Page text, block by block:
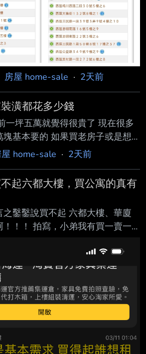
。 也有可能是那間銀行自己做老
比較保守，不會多問幾間？ 我跟
笑真實的案例啦。 某一個台北市
房屋 home-sale · 2天前
潢都花多少錢
一坪五萬就覺得很貴了 現在很多
塊基本要的 如果買老房子或是想
潢裝完有時候都等於又買半棟房
下 五十萬內搞定~ -- 我是舊屋 有
實際坪數二十不到 感覺也沒弄什
有點嚇到 不知道是不是都設計
這樣說沒錯 所以想說問看看大家
我的五十萬主要是兩間浴廁全
油漆而已 聽很多人是以一坪多少
房子都沒太大
屋 home-sale · 2天前
起六都大樓，買公寓的真有
之鑿鑿說買不起 六都大樓、華廈
！！！ 拍寫，小弟我有買一賣一
的三樓公寓。那時候很便宜，銀行
高。 總價才不到300萬，坪數19
只自備了不到40萬，和仲介費契
全包。剩下200多都貸款， 一個
已。 大概4年多就結清貸款了。
賣房就不是這樣子喔。 當時掛
了3個月一般約沒人理，後來打聽
某家地方性仲介公司改 專任。 果